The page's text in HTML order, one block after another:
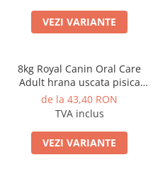
VEZI VARIANTE
8kg Royal Canin Oral Care
Adult hrana uscata pisica
pentru reducerea formarii
tartrului
de la 43,40 RON
TVA inclus
VEZI VARIANTE